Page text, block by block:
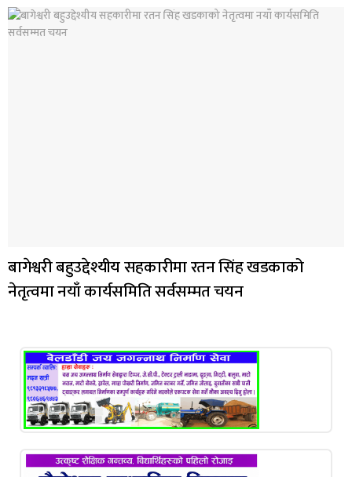
बागेश्वरी बहुउद्देश्यीय सहकारीमा रतन सिंह खडकाको
नेतृत्वमा नयाँ कार्यसमिति सर्वसम्मत चयन